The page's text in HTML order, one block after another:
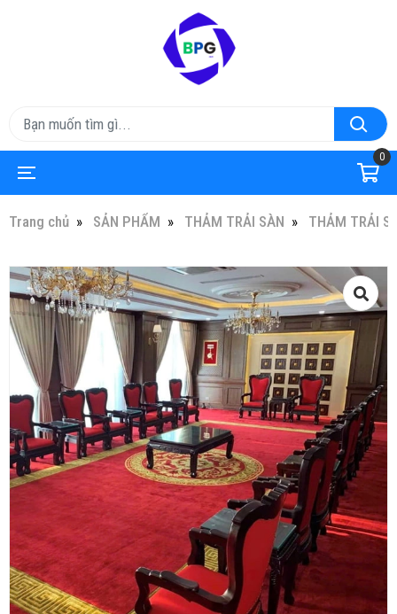
0
Trang chủ SẢN PHẨM THẢM TRẢI SÀN THẢM TRẢI